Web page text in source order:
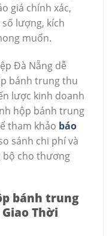
giá chính xác,
lượng, kích
muốn.
Đà Nẵng dễ
bánh trung thu
lược kinh doanh
hộp bánh trung
tham khảo báo
sánh chi phí và
bộ cho thương
bánh trung
Thời